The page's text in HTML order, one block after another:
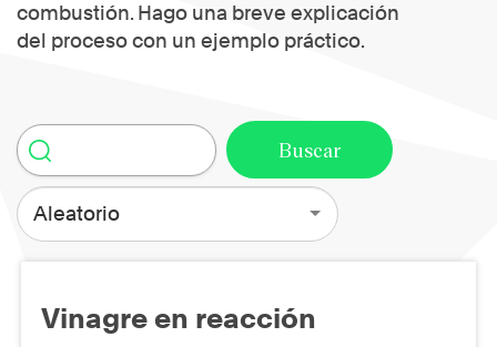
combustión. Hago una breve explicación
del proceso con un ejemplo práctico.
Aleatorio
Vinagre en reacción